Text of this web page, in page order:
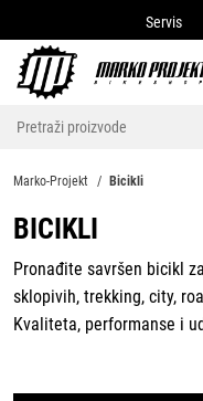
Servis
Marko-Projekt Bicikli
BICIKLI
Pronađite savršen bicikl
sklopivih, trekking, city,
Kvaliteta, performanse i